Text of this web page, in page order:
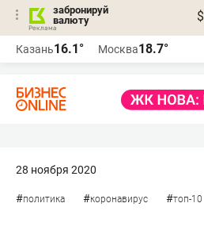
забронируй
валюту
$
Казань16.1° Москва18.7°
28 ноября 2020
#политика #коронавирус #топ-10